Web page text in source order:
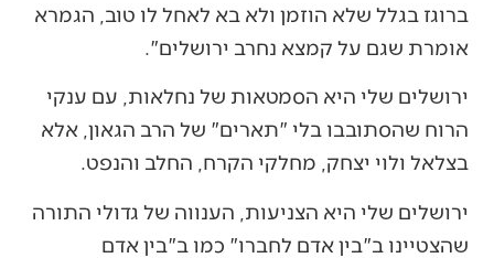
ברוגז בגלל שלא הוזמן ולא בא לאחל לו טוב, הגמרא
אומרת שגם על קמצא נחרב ירושלים".
ירושלים שלי היא הסמטאות של נחלאות, עם ענקי
הרוח שהסתובבו בלי "תארים" של הרב הגאון, אלא
בצלאל ולוי יצחק, מחלקי הקרח, החלב והנפט.
ירושלים שלי היא הצניעות, הענווה של גדולי התורה
שהצטיינו ב"בין אדם לחברו" כמו ב"בין אדם